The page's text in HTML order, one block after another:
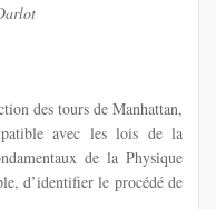
des tours de Manhattan,
avec les lois de la
de la Physique
d’identifier le procédé de